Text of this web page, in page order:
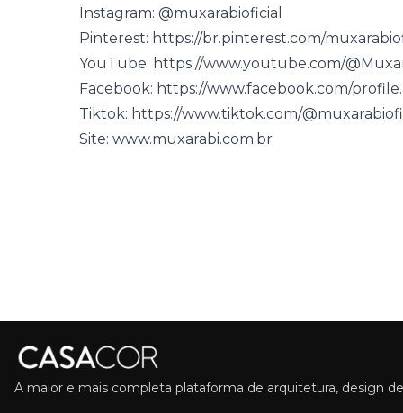
Instagram: @muxarabioficial
Pinterest: https://br.pinterest.com/
YouTube: https://www.youtube.com/
Facebook: https://www.facebook.com/
Tiktok: https://www.tiktok.com/
Site: www.muxarabi.com.br
A maior e mais completa plataforma de arquitetura, design